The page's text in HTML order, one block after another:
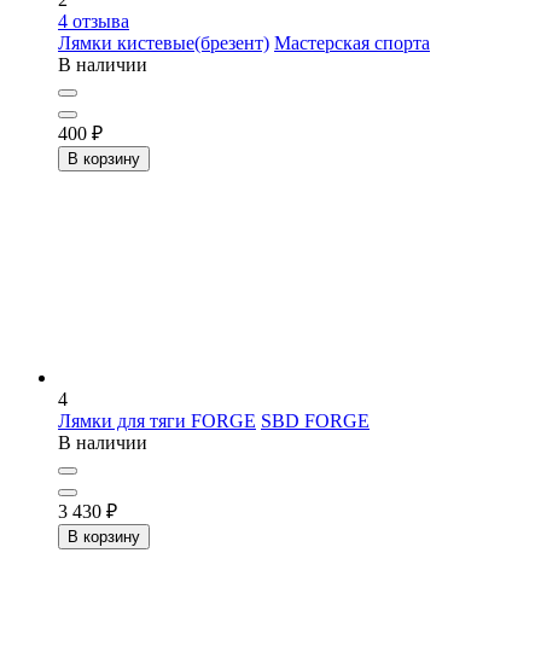
4 отзыва
Лямки кистевые(брезент) Мастерская спорта
В наличии
400 ₽
В корзину
4
Лямки для тяги FORGE SBD FORGE
В наличии
3 430 ₽
В корзину